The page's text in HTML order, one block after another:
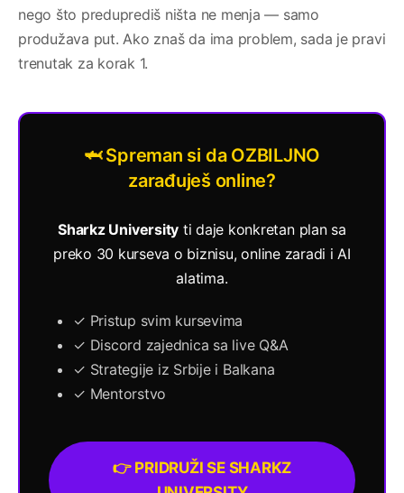
nego što preduprediš ništa ne menja — samo
produžava put. Ako znaš da ima problem, sada je pravi
trenutak za korak 1.
🦈 Spreman si da OZBILJNO
zarađuješ online?
Sharkz University ti daje konkretan plan sa
preko 30 kurseva o biznisu, online zaradi i AI
alatima.
✓ Pristup svim kursevima
✓ Discord zajednica sa live Q&A
✓ Strategije iz Srbije i Balkana
✓ Mentorstvo
👉 PRIDRUŽI SE SHARKZ